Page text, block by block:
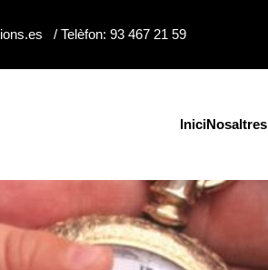
/ Telèfon: 93 467 21 59
IniciNosaltres